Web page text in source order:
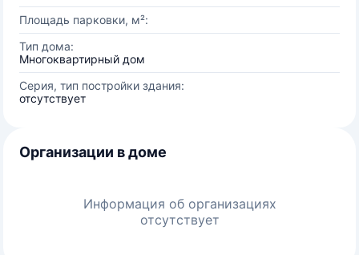
Площадь парковки, м²:
Тип дома:
Многоквартирный дом
Серия, тип постройки здания:
отсутствует
Организации в доме
Информация об организациях
отсутствует